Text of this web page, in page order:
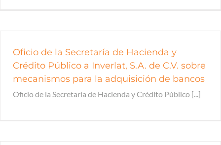
Oficio de la Secretaría de Hacienda y
Crédito Público a Inverlat, S.A. de C.V. sobre
mecanismos para la adquisición de bancos
Oficio de la Secretaría de Hacienda y Crédito Público [...]